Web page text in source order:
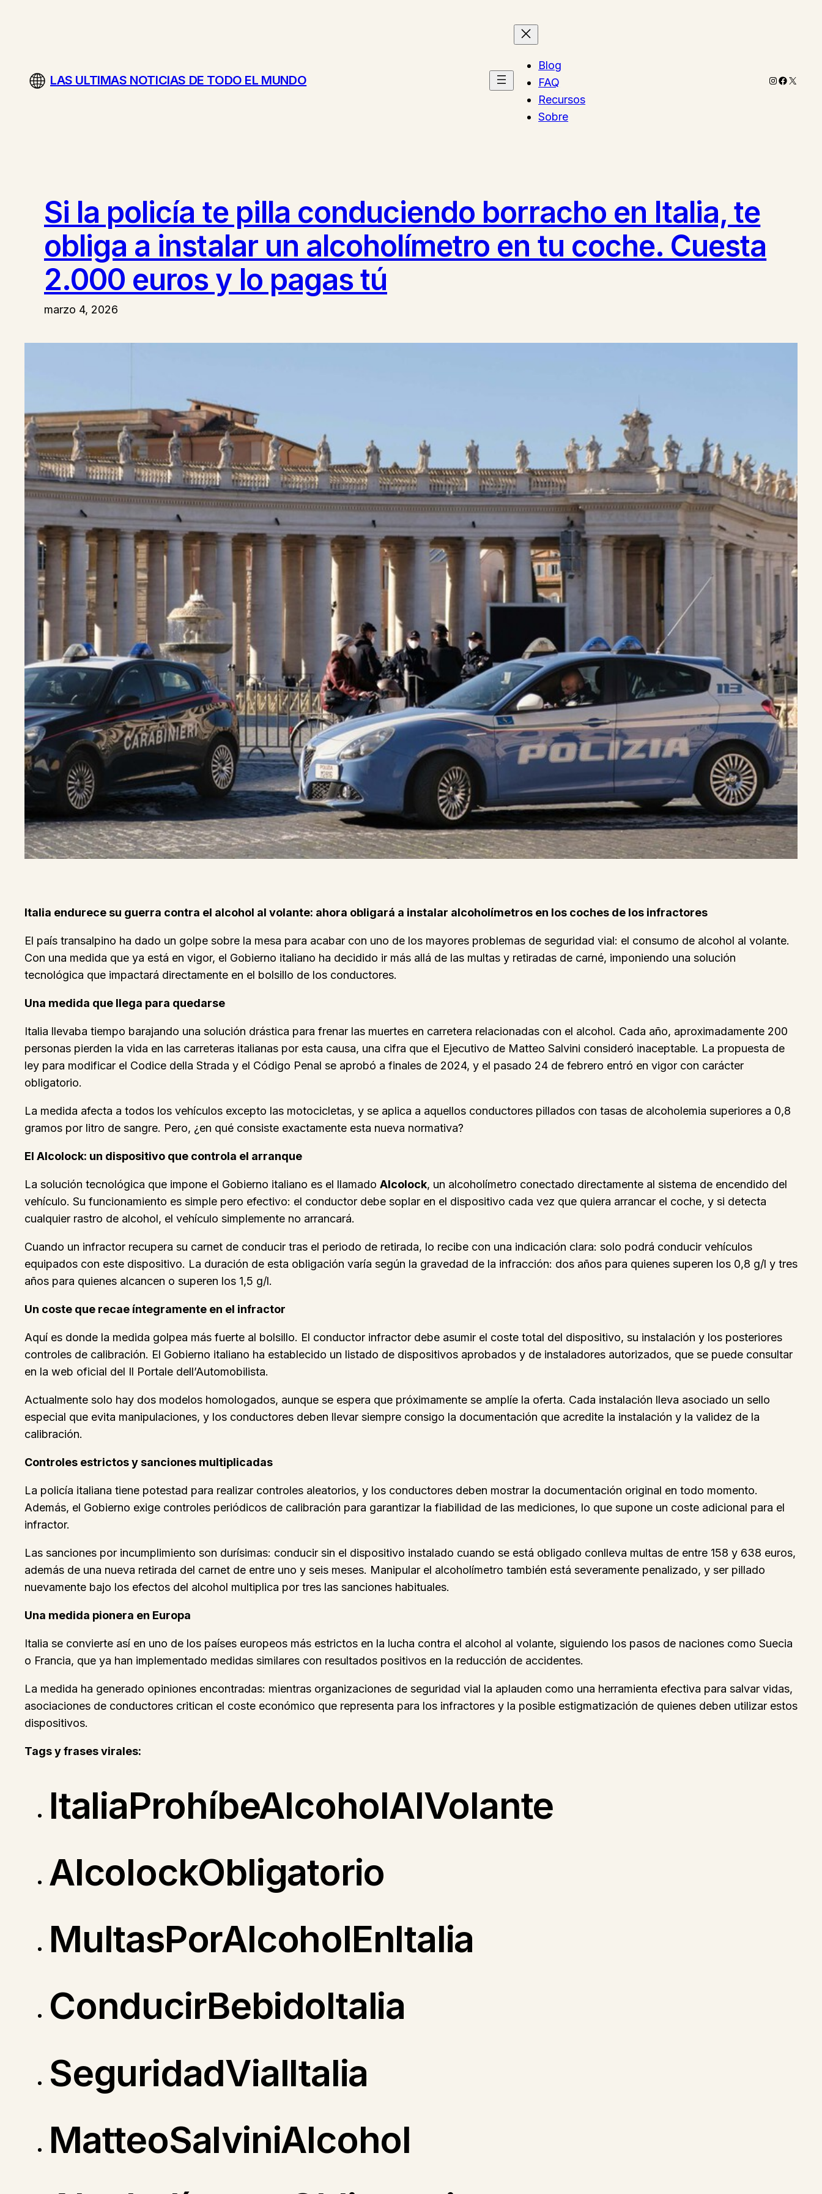
LAS ULTIMAS NOTICIAS DE TODO EL MUNDO
Blog
FAQ
Recursos
Sobre
Instagram
X
Si la policía te pilla conduciendo borracho en Italia, te
obliga a instalar un alcoholímetro en tu coche. Cuesta
2.000 euros y lo pagas tú
marzo 4, 2026
Italia endurece su guerra contra el alcohol al volante: ahora obligará a instalar alcoholímetros en los coches de los infractores
El país transalpino ha dado un golpe sobre la mesa para acabar con uno de los mayores problemas de seguridad vial: el consumo de alcohol al volante.
Con una medida que ya está en vigor, el Gobierno italiano ha decidido ir más allá de las multas y retiradas de carné, imponiendo una solución
tecnológica que impactará directamente en el bolsillo de los conductores.
Una medida que llega para quedarse
Italia llevaba tiempo barajando una solución drástica para frenar las muertes en carretera relacionadas con el alcohol. Cada año, aproximadamente 200
personas pierden la vida en las carreteras italianas por esta causa, una cifra que el Ejecutivo de Matteo Salvini consideró inaceptable. La propuesta de
ley para modificar el Codice della Strada y el Código Penal se aprobó a finales de 2024, y el pasado 24 de febrero entró en vigor con carácter
obligatorio.
La medida afecta a todos los vehículos excepto las motocicletas, y se aplica a aquellos conductores pillados con tasas de alcoholemia superiores a 0,8
gramos por litro de sangre. Pero, ¿en qué consiste exactamente esta nueva normativa?
El Alcolock: un dispositivo que controla el arranque
La solución tecnológica que impone el Gobierno italiano es el llamado Alcolock, un alcoholímetro conectado directamente al sistema de encendido del
vehículo. Su funcionamiento es simple pero efectivo: el conductor debe soplar en el dispositivo cada vez que quiera arrancar el coche, y si detecta
cualquier rastro de alcohol, el vehículo simplemente no arrancará.
Cuando un infractor recupera su carnet de conducir tras el periodo de retirada, lo recibe con una indicación clara: solo podrá conducir vehículos
equipados con este dispositivo. La duración de esta obligación varía según la gravedad de la infracción: dos años para quienes superen los 0,8 g/l y tres
años para quienes alcancen o superen los 1,5 g/l.
Un coste que recae íntegramente en el infractor
Aquí es donde la medida golpea más fuerte al bolsillo. El conductor infractor debe asumir el coste total del dispositivo, su instalación y los posteriores
controles de calibración. El Gobierno italiano ha establecido un listado de dispositivos aprobados y de instaladores autorizados, que se puede consultar
en la web oficial del Il Portale dell’Automobilista.
Actualmente solo hay dos modelos homologados, aunque se espera que próximamente se amplíe la oferta. Cada instalación lleva asociado un sello
especial que evita manipulaciones, y los conductores deben llevar siempre consigo la documentación que acredite la instalación y la validez de la
calibración.
Controles estrictos y sanciones multiplicadas
La policía italiana tiene potestad para realizar controles aleatorios, y los conductores deben mostrar la documentación original en todo momento.
Además, el Gobierno exige controles periódicos de calibración para garantizar la fiabilidad de las mediciones, lo que supone un coste adicional para el
infractor.
Las sanciones por incumplimiento son durísimas: conducir sin el dispositivo instalado cuando se está obligado conlleva multas de entre 158 y 638 euros,
además de una nueva retirada del carnet de entre uno y seis meses. Manipular el alcoholímetro también está severamente penalizado, y ser pillado
nuevamente bajo los efectos del alcohol multiplica por tres las sanciones habituales.
Una medida pionera en Europa
Italia se convierte así en uno de los países europeos más estrictos en la lucha contra el alcohol al volante, siguiendo los pasos de naciones como Suecia
o Francia, que ya han implementado medidas similares con resultados positivos en la reducción de accidentes.
La medida ha generado opiniones encontradas: mientras organizaciones de seguridad vial la aplauden como una herramienta efectiva para salvar vidas,
asociaciones de conductores critican el coste económico que representa para los infractores y la posible estigmatización de quienes deben utilizar estos
dispositivos.
Tags y frases virales:
ItaliaProhíbeAlcoholAlVolante
AlcolockObligatorio
MultasPorAlcoholEnItalia
ConducirBebidoItalia
SeguridadVialItalia
MatteoSalviniAlcohol